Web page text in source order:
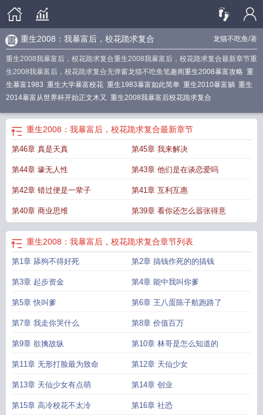
龙猫不吃鱼/著
重生2008：我暴富后，校花跪求复合
重生2008我暴富后，校花跪求复合重生2008我暴富后，校花跪求复合最新章节重
生2008我暴富后，校花跪求复合无弹窗龙猫不吃鱼笔趣阁重生2008暴富攻略 重
生暴富1983 重生大学暴富校花 重生1983暴富如此简单 重生2010暴富躺 重生
2014暴富从世界杯开始正文木又 重生2008我暴富后校花跪求复合
重生2008：我暴富后，校花跪求复合最新章节
第46章 真是天真 第45章 我来解决
第44章 壕无人性 第43章 他们是在谈恋爱吗
第42章 错过便是一辈子 第41章 互利互惠
第40章 商业思维 第39章 看你还怎么嚣张得意
重生2008：我暴富后，校花跪求复合章节列表
第1章 舔狗不得好死 第2章 搞钱作死的的搞钱
第3章 起步资金 第4章 能中我叫你爹
第5章 快叫爹 第6章 王八蛋陈子航跑路了
第7章 我走你哭什么 第8章 价值百万
第9章 欲擒故纵 第10章 林哥是怎么知道的
第11章 无形打脸最为致命 第12章 天仙少女
第13章 天仙少女有点萌 第14章 创业
第15章 高冷校花不太冷 第16章 社恐